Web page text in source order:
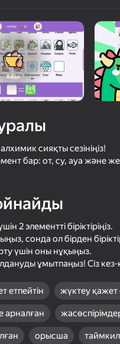
сияқты сезініңіз!
бар: от, су, ауа және
2 элементті біріктіріңіз.
сонда ол бірден
үшін оны нұқыңыз.
ұмытпаңыз! Сіз
етпейтін жүктеу қажет
арналған
орысша